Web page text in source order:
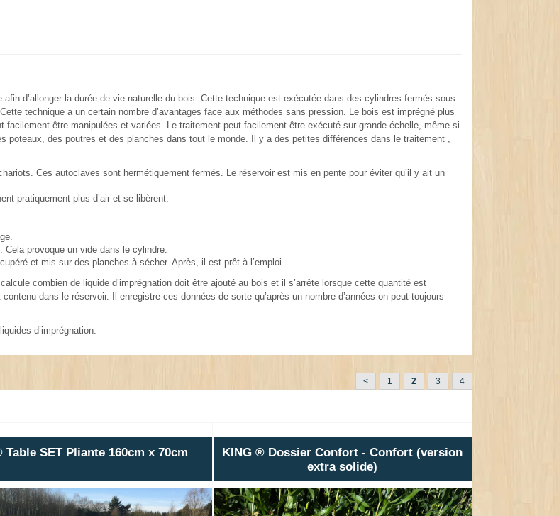
d’allonger la durée de vie naturelle du bois. Cette technique est exécutée dans des cylindres fermés sous
technique a un certain nombre d’avantages face aux méthodes sans pression. Le bois est imprégné plus
être manipulées et variées. Le traitement peut facilement être exécuté sur grande échelle, même si
poteaux, des poutres et des planches dans tout le monde. Il y a des petites différences dans le traitement ,
Ces autoclaves sont hermétiquement fermés. Le réservoir est mis en pente pour éviter qu’il y ait un
pratiquement plus d’air et se libèrent.
Cela provoque un vide dans le cylindre.
et mis sur des planches à sécher. Après, il est prêt à l’emploi.
combien de liquide d’imprégnation doit être ajouté au bois et il s’arrête lorsque cette quantité est
dans le réservoir. Il enregistre ces données de sorte qu’après un nombre d’années on peut toujours
d’imprégnation.
< 1 2 3 4
Table SET Pliante 160cm x 70cm
KING ® Dossier Confort - Confort (version
extra solide)